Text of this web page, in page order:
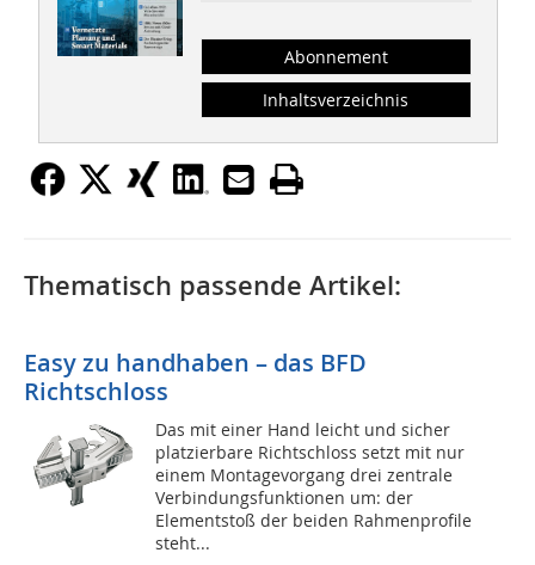
Abonnement
Inhaltsverzeichnis
Thematisch passende Artikel:
Easy zu handhaben – das BFD
Richtschloss
Das mit einer Hand leicht und sicher
platzierbare Richtschloss setzt mit nur
einem Montagevorgang drei zentrale
Verbindungsfunktionen um: der
Elementstoß der beiden Rahmenprofile
steht...